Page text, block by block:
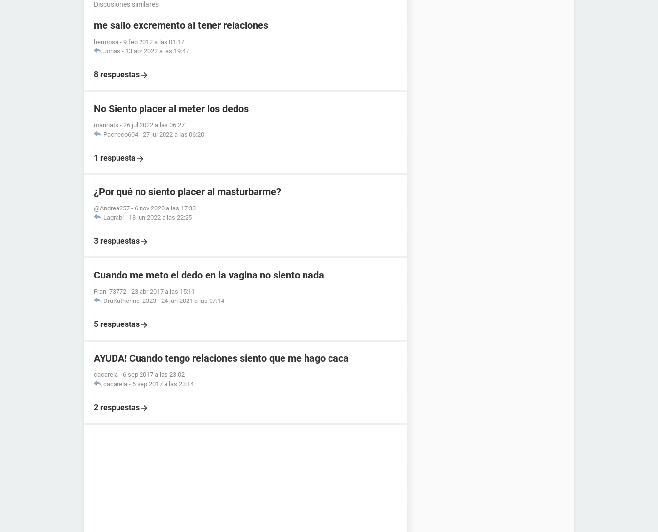
Discusiones similares
me salio excremento al tener relaciones
hermosa - 9 feb 2012 a las 01:17
Jonas - 13 abr 2022 a las 19:47
8 respuestas
No Siento placer al meter los dedos
marinats - 26 jul 2022 a las 06:27
Pacheco604 - 27 jul 2022 a las 06:20
1 respuesta
¿Por qué no siento placer al masturbarme?
@Andrea257 - 6 nov 2020 a las 17:33
Lagrabi - 18 jun 2022 a las 22:25
3 respuestas
Cuando me meto el dedo en la vagina no siento nada
Fran_73772 - 23 abr 2017 a las 15:11
DraKatherine_2323 - 24 jun 2021 a las 07:14
5 respuestas
AYUDA! Cuando tengo relaciones siento que me hago caca
cacarela - 6 sep 2017 a las 23:02
cacarela - 6 sep 2017 a las 23:14
2 respuestas